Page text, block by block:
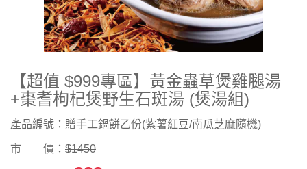
【超值 $999專區】黃金蟲草煲雞腿湯
+棗耆枸杞煲野生石斑湯 (煲湯組)
產品編號：贈手工鍋餅乙份(紫薯紅豆/南瓜芝麻隨機)
市 價： $1450